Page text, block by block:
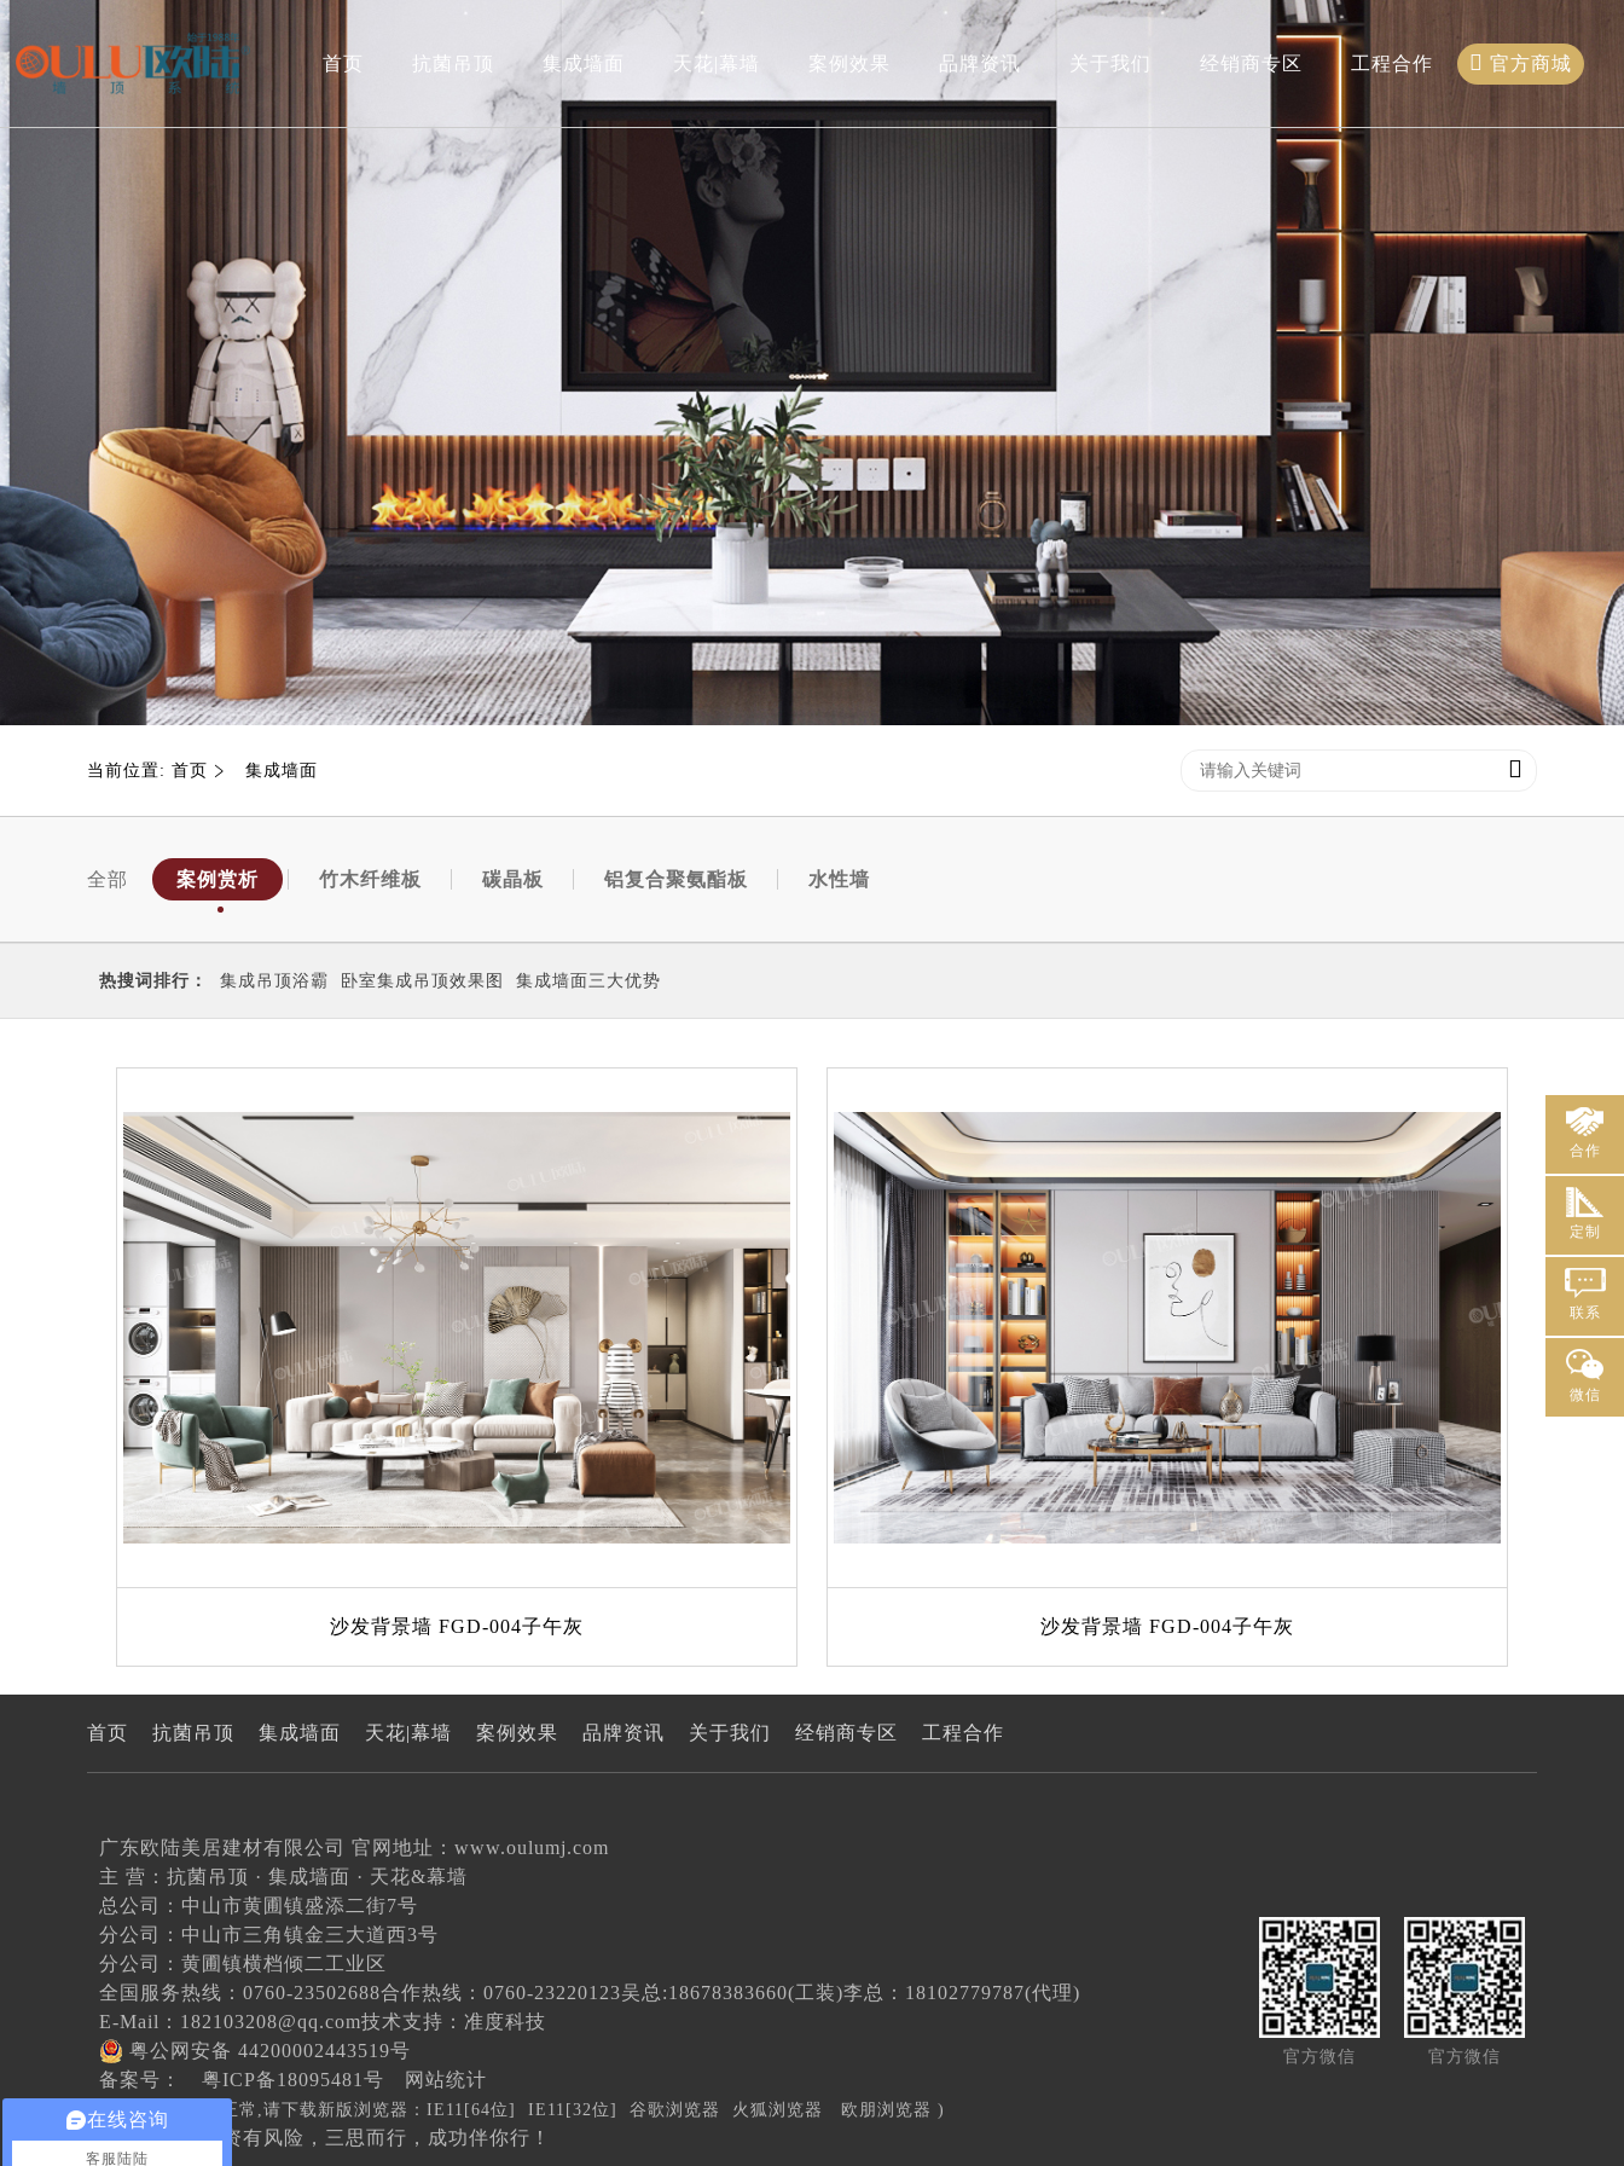
首页 抗菌吊顶 集成墙面 天花|幕墙 案例效果 品牌资讯 关于我们 经销商专区 工程合作 官方商城
当前位置: 首页 集成墙面
全部 案例赏析 竹木纤维板 碳晶板 铝复合聚氨酯板 水性墙
热搜词排行： 集成吊顶浴霸 卧室集成吊顶效果图 集成墙面三大优势
沙发背景墙 FGD-004子午灰 沙发背景墙 FGD-004子午灰
首页 抗菌吊顶 集成墙面 天花|幕墙 案例效果 品牌资讯 关于我们 经销商专区 工程合作
广东欧陆美居建材有限公司 官网地址： www.oulumj.com
主 营：抗菌吊顶 · 集成墙面 · 天花&幕墙
总公司：中山市黄圃镇盛添二街7号
分公司：中山市三角镇金三大道西3号
分公司：黄圃镇横档倾二工业区
全国服务热线：0760-23502688合作热线：0760-23220123吴总:18678383660(工装)李总：18102779787(代理)
E-Mail：182103208@qq.com技术支持： 准度科技
粤公网安备 44200002443519号
备案号：
粤ICP备18095481号 网站统计
( 若网站显示不正常,请下载新版浏览器： IE11[64位] IE11[32位] 谷歌浏览器 火狐浏览器 欧朋浏览器 )
温馨提示：投资有风险，三思而行，成功伴你行！
官方微信 官方微信
合作
定制
联系
微信
在线咨询
客服陆陆